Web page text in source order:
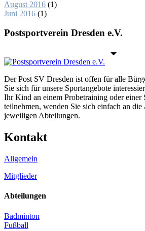
August 2016 (1)
Juni 2016 (1)
Postsportverein Dresden e.V.
Der Post SV Dresden ist offen für alle
Sie sich für unsere Sportangebote
Ihr Kind an einem Probetraining oder einer
teilnehmen, wenden Sie sich einfach an die
jeweiligen Abteilungen.
Kontakt
Allgemein
Mitglieder
Abteilungen
Badminton
Fußball